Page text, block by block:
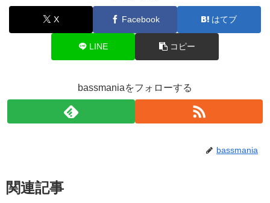
X Facebook はてブ
LINE コピー
bassmaniaをフォローする
bassmania
関連記事